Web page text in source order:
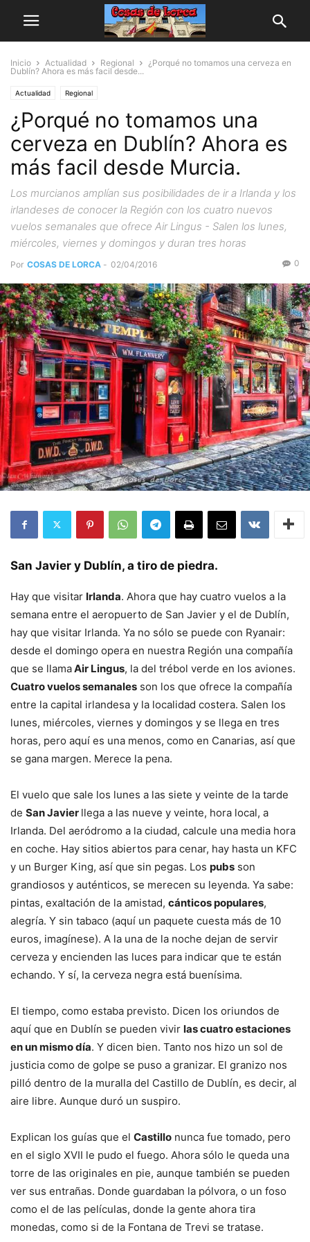
Inicio Actualidad Regional
¿Porqué no tomamos una cerveza en
Dublín? Ahora es más facil desde...
Actualidad Regional
¿Porqué no tomamos una
cerveza en Dublín? Ahora es
más facil desde Murcia.
Los murcianos amplían sus posibilidades de ir a Irlanda y los
irlandeses de conocer la Región con los cuatro nuevos
vuelos semanales que ofrece Air Lingus - Salen los lunes,
miércoles, viernes y domingos y duran tres horas
Por COSAS DE LORCA - 02/04/2016 0
San Javier y Dublín, a tiro de piedra.
Hay que visitar Irlanda. Ahora que hay cuatro vuelos a la
semana entre el aeropuerto de San Javier y el de Dublín,
hay que visitar Irlanda. Ya no sólo se puede con Ryanair:
desde el domingo opera en nuestra Región una compañía
que se llamaAir Lingus, la del trébol verde en los aviones.
Cuatro vuelos semanales son los que ofrece la compañía
entre la capital irlandesa y la localidad costera. Salen los
lunes, miércoles, viernes y domingos y se llega en tres
horas, pero aquí es una menos, como en Canarias, así que
se gana margen. Merece la pena.
El vuelo que sale los lunes a las siete y veinte de la tarde
de San Javier llega a las nueve y veinte, hora local, a
Irlanda. Del aeródromo a la ciudad, calcule una media hora
en coche. Hay sitios abiertos para cenar, hay hasta un KFC
y un Burger King, así que sin pegas. Los pubs son
grandiosos y auténticos, se merecen su leyenda. Ya sabe:
pintas, exaltación de la amistad, cánticos populares,
alegría. Y sin tabaco (aquí un paquete cuesta más de 10
euros, imagínese). A la una de la noche dejan de servir
cerveza y encienden las luces para indicar que te están
echando. Y sí, la cerveza negra está buenísima.
El tiempo, como estaba previsto. Dicen los oriundos de
aquí que en Dublín se pueden vivir las cuatro estaciones
en un mismo día. Y dicen bien. Tanto nos hizo un sol de
justicia como de golpe se puso a granizar. El granizo nos
pilló dentro de la muralla del Castillo de Dublín, es decir, al
aire libre. Aunque duró un suspiro.
Explican los guías que el Castillo nunca fue tomado, pero
en el siglo XVII le pudo el fuego. Ahora sólo le queda una
torre de las originales en pie, aunque también se pueden
ver sus entrañas. Donde guardaban la pólvora, o un foso
como el de las películas, donde la gente ahora tira
monedas, como si de la Fontana de Trevi se tratase.